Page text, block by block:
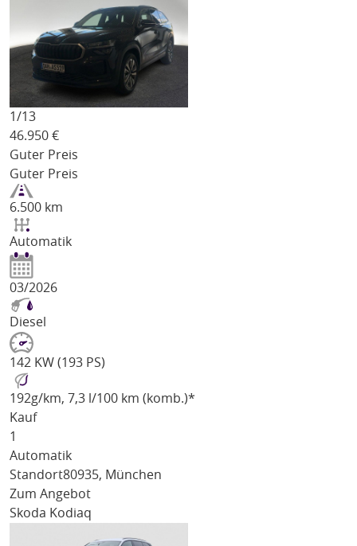
1/13
46.950 €
Guter Preis
Guter Preis
6.500 km
Automatik
03/2026
Diesel
142 KW (193 PS)
192g/km, 7,3 l/100 km (komb.)*
Kauf
1
Automatik
Standort80935, München
Zum Angebot
Skoda Kodiaq